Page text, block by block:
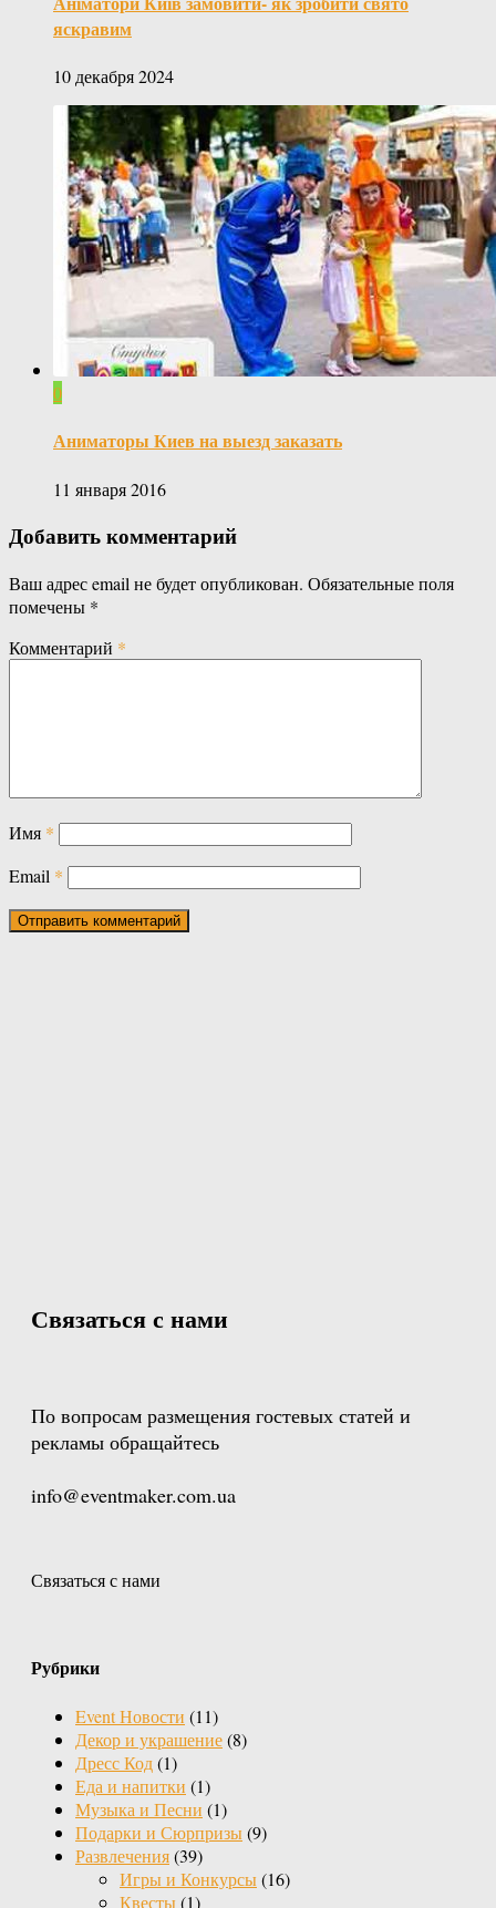
яскравим
10 декабря 2024
0
Аниматоры Киев на выезд заказать
11 января 2016
Добавить комментарий
Ваш адрес email не будет опубликован. Обязательные поля
помечены *
Комментарий *
Имя *
Email *
Связаться с нами
По вопросам размещения гостевых статей и
рекламы обращайтесь
info@eventmaker.com.ua
Связаться с нами
Рубрики
Event Новости (11)
Декор и украшение(8)
Дресс Код(1)
Еда и напитки (1)
Музыка и Песни (1)
Подарки и Сюрпризы(9)
Развлечения(39)
Игры и Конкурсы(16)
Квесты(1)